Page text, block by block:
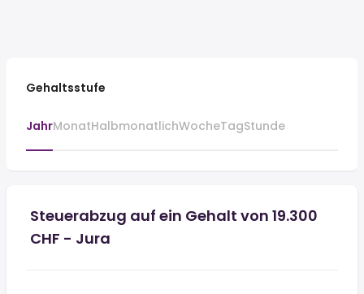
Gehaltsstufe
JahrMonatHalbmonatlichWocheTagStunde
Steuerabzug auf ein Gehalt von 19.300
CHF - Jura